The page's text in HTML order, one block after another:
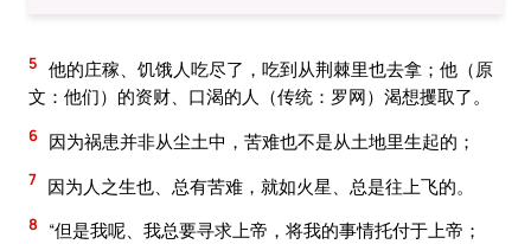
5 他的庄稼、饥饿人吃尽了，吃到从荆棘里也去拿；他（原
文：他们）的资财、口渴的人（传统：罗网）渴想攫取了。
6 因为祸患并非从尘土中，苦难也不是从土地里生起的；
7 因为人之生也、总有苦难，就如火星、总是往上飞的。
8 “但是我呢、我总要寻求上帝，将我的事情托付于上帝；